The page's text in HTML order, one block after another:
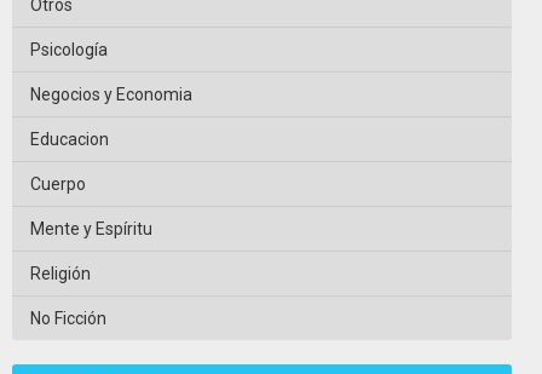
Otros
Psicología
Negocios y Economia
Educacion
Cuerpo
Mente y Espíritu
Religión
No Ficción